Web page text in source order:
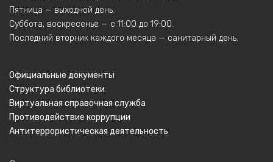
Пятница — выходной день.
Суббота, воскресенье — с 11:00 до 19:00.
Последний вторник каждого месяца — санитарный день.
Официальные документы
Структура библиотеки
Виртуальная справочная служба
Противодействие коррупции
Антитеррористическая деятельность